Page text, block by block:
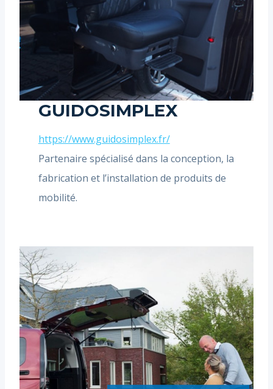
GUIDOSIMPLEX
https://www.guidosimplex.fr/
Partenaire spécialisé dans la conception, la
fabrication et l’installation de produits de
mobilité.